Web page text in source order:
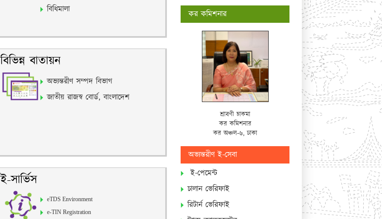
বিধিমালা
বিভিন্ন বাতায়ন
অভ্যন্তরীণ সম্পদ বিভাগ
জাতীয় রাজস্ব বোর্ড, বাংলাদেশ
ই-সার্ভিস
eTDS Environment
e-TIN Registration
কর কমিশনার
শ্রাবণী চাকমা
কর কমিশনার
কর অঞ্চল-৬, ঢাকা
অভ্যন্তরীণ ই-সেবা
ই-পেমেন্ট
চালান ভেরিফাই
রিটার্ন ভেরিফাই